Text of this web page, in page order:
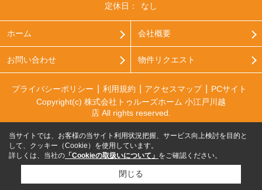
定休日：
なし
ホーム 会社概要
お問い合わせ 物件リクエスト
プライバシーポリシー 利用規約 アクセスマップ
PCサイト
Copyright(c) 株式会社トゥルーズホーム 小江戸川越
店 All rights reserved.
当サイトでは、お客様の当サイト利用状況把握、サービス向上検討を目的と
して、クッキー（Cookie）を使用しています。
詳しくは、当社の 「Cookieの取扱いについて」 をご確認ください。
閉じる